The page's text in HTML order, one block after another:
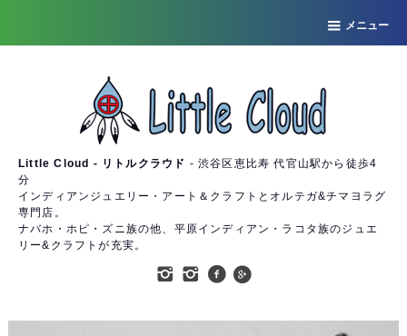
メニュー
Little Cloud - リトルクラウド - 渋谷区恵比寿 代官山駅から徒歩4
分
インディアンジュエリー・アート＆クラフトとオルテガ&チマヨラグ
専門店。
ナバホ・ホピ・ズニ族の他、平原インディアン・ラコタ族のジュエ
リー&クラフトが充実。